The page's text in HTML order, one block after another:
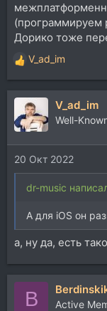
(программируем
Дорико тоже
Р
е
а
ц
и
и
:
V_ad_im
V_ad_im
Well-
20 Окт 2022
dr-music
А для iOS он
а, ну да, есть
B Active